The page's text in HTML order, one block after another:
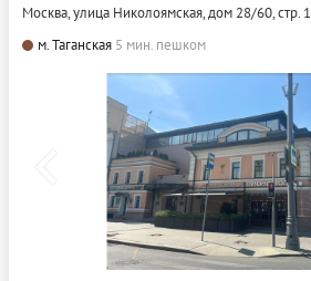
Москва, улица Николоямская, дом 28/60, стр. 1
м. Таганская 5 мин. пешком